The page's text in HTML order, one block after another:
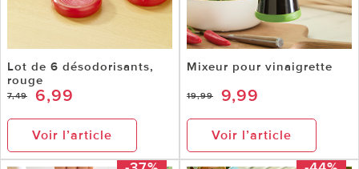
Lot de 6 désodorisants,
rouge
7,49 6,99
Voir l’article
Mixeur pour vinaigrette
19,99 9,99
Voir l’article